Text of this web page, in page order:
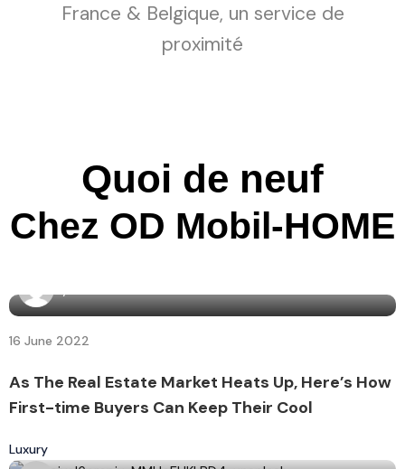
France & Belgique, un service de
proximité
Quoi de neuf
Chez OD Mobil-HOME
16 June 2022
As The Real Estate Market Heats Up, Here’s How
First-time Buyers Can Keep Their Cool
Luxury